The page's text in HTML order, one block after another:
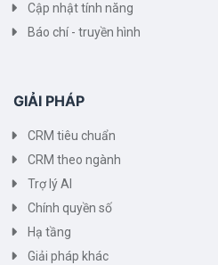
Cập nhật tính năng
Báo chí - truyền hình
GIẢI PHÁP
CRM tiêu chuẩn
CRM theo ngành
Trợ lý AI
Chính quyền số
Hạ tầng
Giải pháp khác